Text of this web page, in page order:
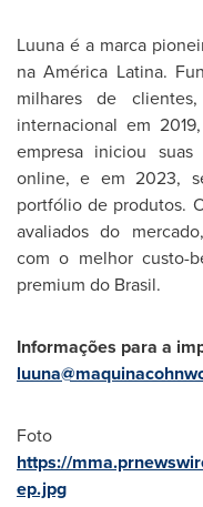
Luuna é a marca
na América Latina.
milhares de
internacional em
empresa iniciou
online, e em 2023,
portfólio de produtos.
avaliados do
com o melhor custo-
premium do Brasil.
Informações para a
https://
ep.jpg